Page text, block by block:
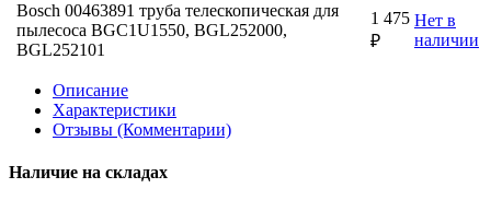
Bosch 00463891 труба телескопическая для
пылесоса BGC1U1550, BGL252000,
BGL252101
1 475
₽
Нет в
наличии
Описание
Характеристики
Отзывы (Комментарии)
Наличие на складах